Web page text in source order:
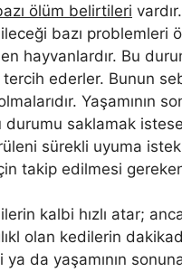
ölüm belirtileri
bazı problemleri
hayvanlardır. Bu
tercih ederler. Bunun
Yaşamının
durumu saklamak
sürekli uyuma
takip edilmesi
kalbi hızlı atar;
olan kedilerin
ya da yaşamının